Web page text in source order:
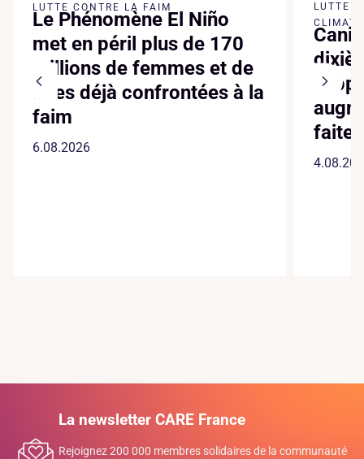
LUTTE CONTRE LA FAIM
Le Phénomène El Niño
met en péril plus de 170
millions de femmes et de
filles déjà confrontées à la
faim
6.08.2026
LUTTE
La newsletter CARE France
Rejoignez 200 000 membres solidaires de la communauté